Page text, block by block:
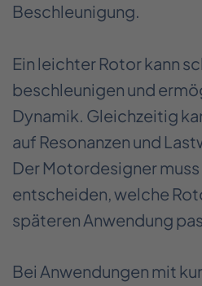
Beschleunigung.
Ein leichter Rotor kann
beschleunigen und
Dynamik. Gleichzeitig
auf Resonanzen und
Der Motordesigner
entscheiden, welche
späteren Anwendung
Bei Anwendungen mit